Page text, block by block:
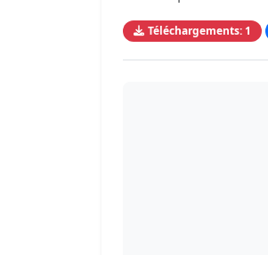
Téléchargements: 1